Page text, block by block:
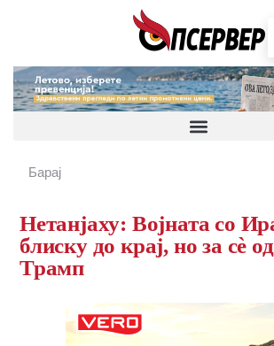
Нетанјаху: Војната со
блиску до крај, но за сè
Трамп